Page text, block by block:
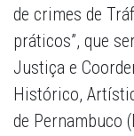
de crimes de
práticos”, que
Justiça e
Histórico,
de Pernambuco